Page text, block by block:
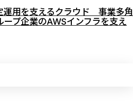
用を支えるクラウド 事業多角
プ企業のAWSインフラを支え